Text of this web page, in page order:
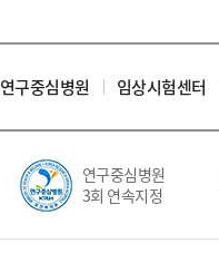
연구중심병원 임상시험센터
연구중심병원
3회 연속지정